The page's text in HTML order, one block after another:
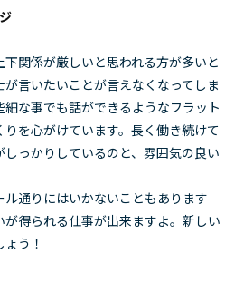
関係が厳しいと思われる方が多いと
言いたいことが言えなくなってしま
な事でも話ができるようなフラット
を心がけています。長く働き続けて
っかりしているのと、雰囲気の良い
通りにはいかないこともあります
得られる仕事が出来ますよ。新しい
う！